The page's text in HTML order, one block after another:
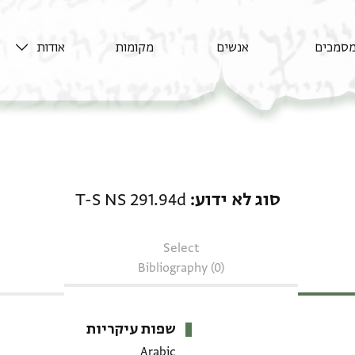
מסמכים אנשים מקומות אודות
סוג לא ידוע T-S NS 291.94d
Select
Bibliography (0)
שפות עיקריות